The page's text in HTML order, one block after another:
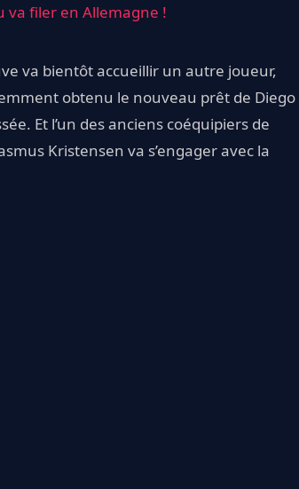
va filer en Allemagne !
va bientôt accueillir un autre joueur,
obtenu le nouveau prêt de Diego
Et l’un des anciens coéquipiers de
Kristensen va s’engager avec la